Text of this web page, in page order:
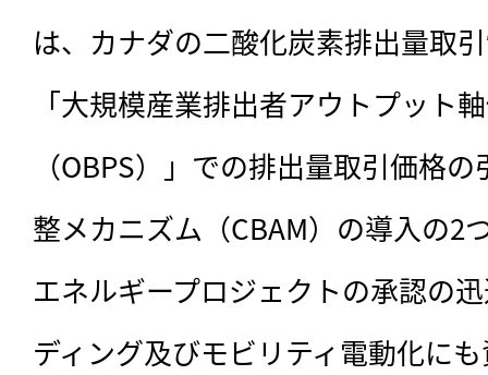
は、カナダの二酸化炭素排出量取
「大規模産業排出者アウトプット
（OBPS）」での排出量取引価格
整メカニズム（CBAM）の導入の2
エネルギープロジェクトの承認の
ディング及びモビリティ電動化に